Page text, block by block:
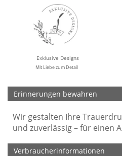
Exklusive Designs
Mit Liebe zum Detail
Erinnerungen bewahren
Wir gestalten Ihre
und zuverlässig – für einen
Verbraucherinformationen